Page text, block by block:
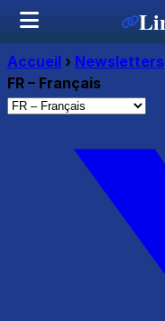
Accueil › Newsletters
FR – Français